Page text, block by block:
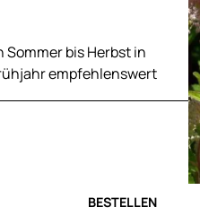
Sommer bis Herbst in
empfehlenswert
BESTELLEN